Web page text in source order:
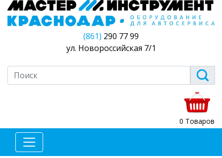
(861) 290 77 99
ул. Новороссийская 7/1
0 Товаров